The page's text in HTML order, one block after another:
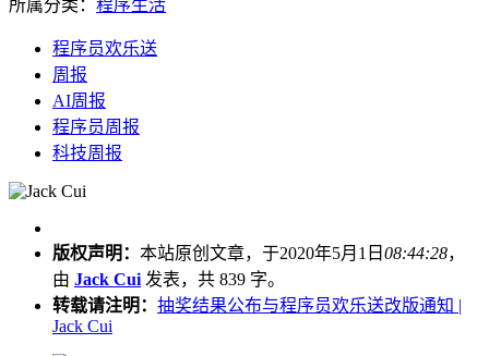
所属分类： 程序生活
程序员欢乐送
周报
AI周报
程序员周报
科技周报
版权声明： 本站原创文章，于2020年5月1日 08:44:28，
由 Jack Cui 发表，共 839 字。
转载请注明： 抽奖结果公布与程序员欢乐送改版通知 |
Jack Cui